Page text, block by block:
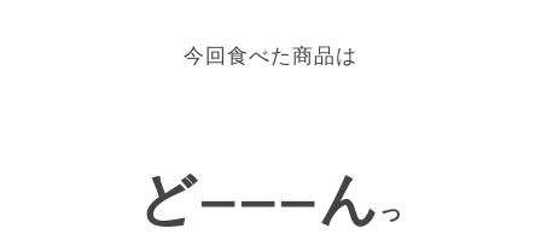
今回食べた商品は
どーーーん っ